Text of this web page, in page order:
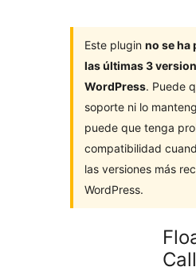
Este plugin no se ha
las últimas 3
WordPress. Puede
soporte ni lo
puede que tenga
compatibilidad
las versiones más
WordPress.